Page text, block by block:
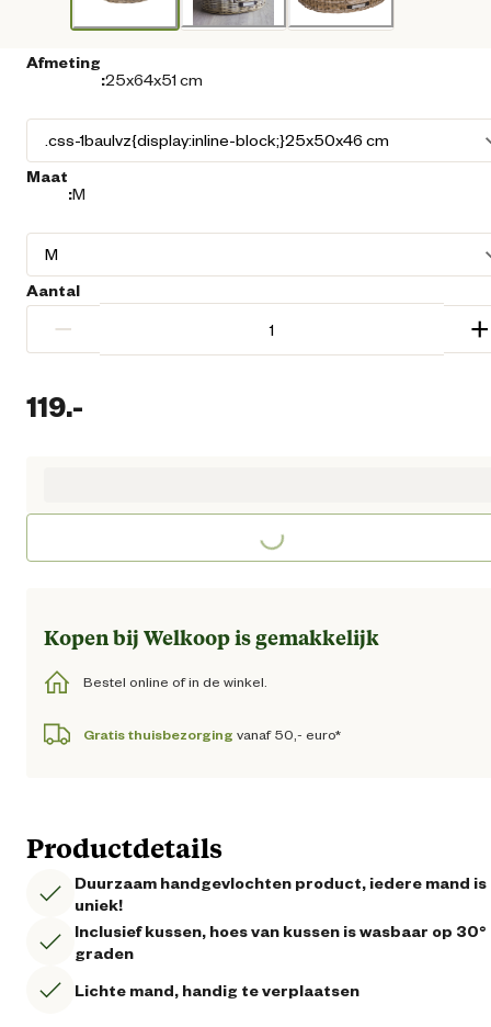
Afmeting
:25x64x51 cm
Maat
:M
Aantal
− +
119.-
Loading...
Kopen bij Welkoop is gemakkelijk
Bestel online of in de winkel.
Gratis thuisbezorging vanaf 50,- euro*
Productdetails
Duurzaam handgevlochten product, iedere mand is
uniek!
Inclusief kussen, hoes van kussen is wasbaar op 30°
graden
Lichte mand, handig te verplaatsen